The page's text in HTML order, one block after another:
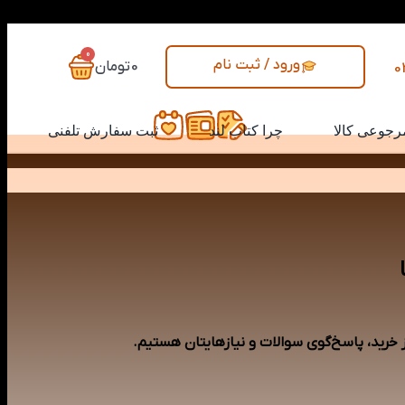
ورود / ثبت نام 0تومان
0
کالا چرا کتاب لند ثبت سفارش تلفنی
خرید، پاسخ‌گوی سوالات و نیازهایتان هستیم.